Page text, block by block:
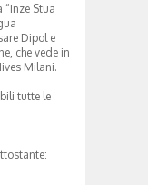
Stua
Dipol e
che vede in
Milani.
tutte le